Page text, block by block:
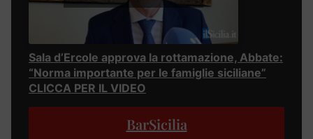
Sala d’Ercole approva la rottamazione, Abbate:
“Norma importante per le famiglie siciliane”
CLICCA PER IL VIDEO
BarSicilia